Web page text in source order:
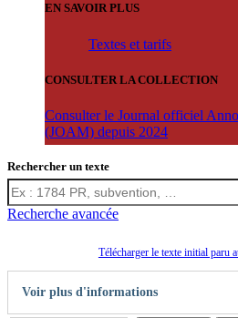
EN SAVOIR PLUS
Textes et tarifs
CONSULTER LA COLLECTION
Consulter le Journal officiel
(JOAM) depuis 2024
Rechercher un texte
Recherche avancée
Télécharger le texte initial paru
Voir plus d'informations